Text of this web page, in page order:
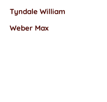
Tyndale William
Weber Max